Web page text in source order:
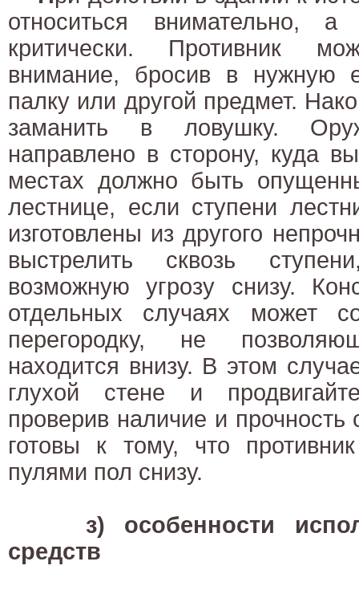
относиться внимательно,
критически. Противник
внимание, бросив в нужную
палку или другой предмет.
заманить в ловушку.
направлено в сторону, куда
местах должно быть
лестнице, если ступени
изготовлены из другого
выстрелить сквозь
возможную угрозу снизу.
отдельных случаях может
перегородку, не
находится внизу. В этом
глухой стене и
проверив наличие и прочность
готовы к тому, что
пулями пол снизу.
з) особенности
средств